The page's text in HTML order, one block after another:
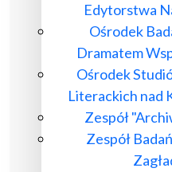
Edytorstwa
Ośrodek
Dramatem
Ośrodek
Literackich nad
Zespół
Zespół